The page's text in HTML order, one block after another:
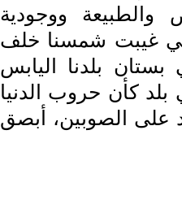
ووجودية
غيبت شمسنا خلف
بستان بلدنا اليابس
كأن حروب الدنيا
على الصوبين، أبصق